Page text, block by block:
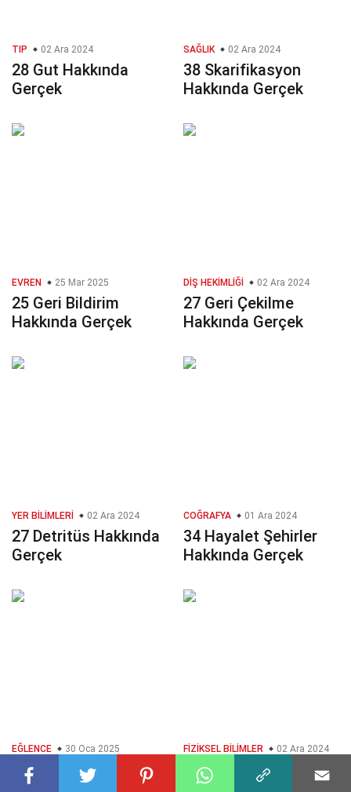
TIP 02 Ara 2024
28 Gut Hakkında
Gerçek
SAĞLIK 02 Ara 2024
38 Skarifikasyon
Hakkında Gerçek
EVREN 25 Mar 2025
25 Geri Bildirim
Hakkında Gerçek
DIŞ HEKIMLIĞI 02 Ara 2024
27 Geri Çekilme
Hakkında Gerçek
YER BILIMLERI 02 Ara 2024
27 Detritüs Hakkında
Gerçek
COĞRAFYA 01 Ara 2024
34 Hayalet Şehirler
Hakkında Gerçek
EĞLENCE 30 Oca 2025
38 Bumerang
FIZIKSEL BILIMLER 02 Ara 2024
28 Yansıma Hakkında